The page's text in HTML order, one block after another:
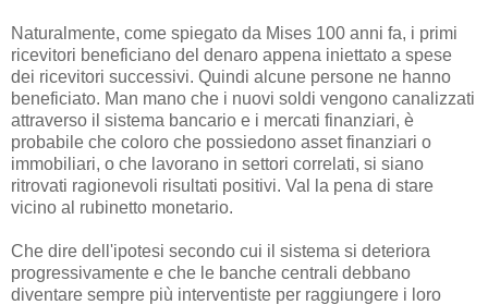
Naturalmente, come spiegato da Mises 100 anni fa, i primi
ricevitori beneficiano del denaro appena iniettato a spese
dei ricevitori successivi. Quindi alcune persone ne hanno
beneficiato. Man mano che i nuovi soldi vengono canalizzati
attraverso il sistema bancario e i mercati finanziari, è
probabile che coloro che possiedono asset finanziari o
immobiliari, o che lavorano in settori correlati, si siano
ritrovati ragionevoli risultati positivi. Val la pena di stare
vicino al rubinetto monetario.
Che dire dell'ipotesi secondo cui il sistema si deteriora
progressivamente e che le banche centrali debbano
diventare sempre più interventiste per raggiungere i loro